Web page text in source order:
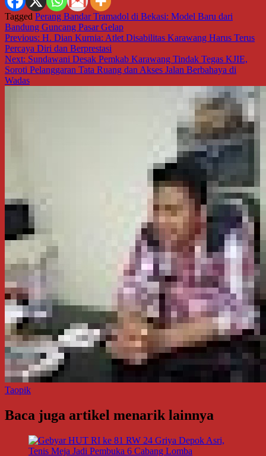
Tagged Perang Bandar Tramadol di Bekasi: Model Baru dari
Bandung Guncang Pasar Gelap
Navigasi
pos
Previous: H. Dian Kurnia: Atlet Disabilitas Karawang Harus Terus
Percaya Diri dan Berprestasi
Next: Sundawani Desak Pemkab Karawang Tindak Tegas KJIE,
Soroti Pelanggaran Tata Ruang dan Akses Jalan Berbahaya di
Wadas
Taopik
Baca juga artikel menarik lainnya